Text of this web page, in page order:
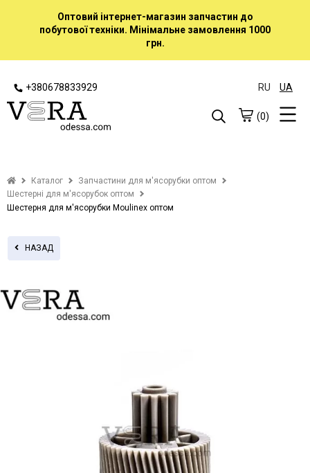
Оптовий інтернет-магазин запчастин до
побутової техніки. Мінімальне замовлення 1000
грн.
+380678833929 RU UA
(0)
Каталог
Запчастини для м'ясорубки оптом
Шестерні для м'ясорубок оптом
Шестерня для м'ясорубки Moulinex оптом
НАЗАД